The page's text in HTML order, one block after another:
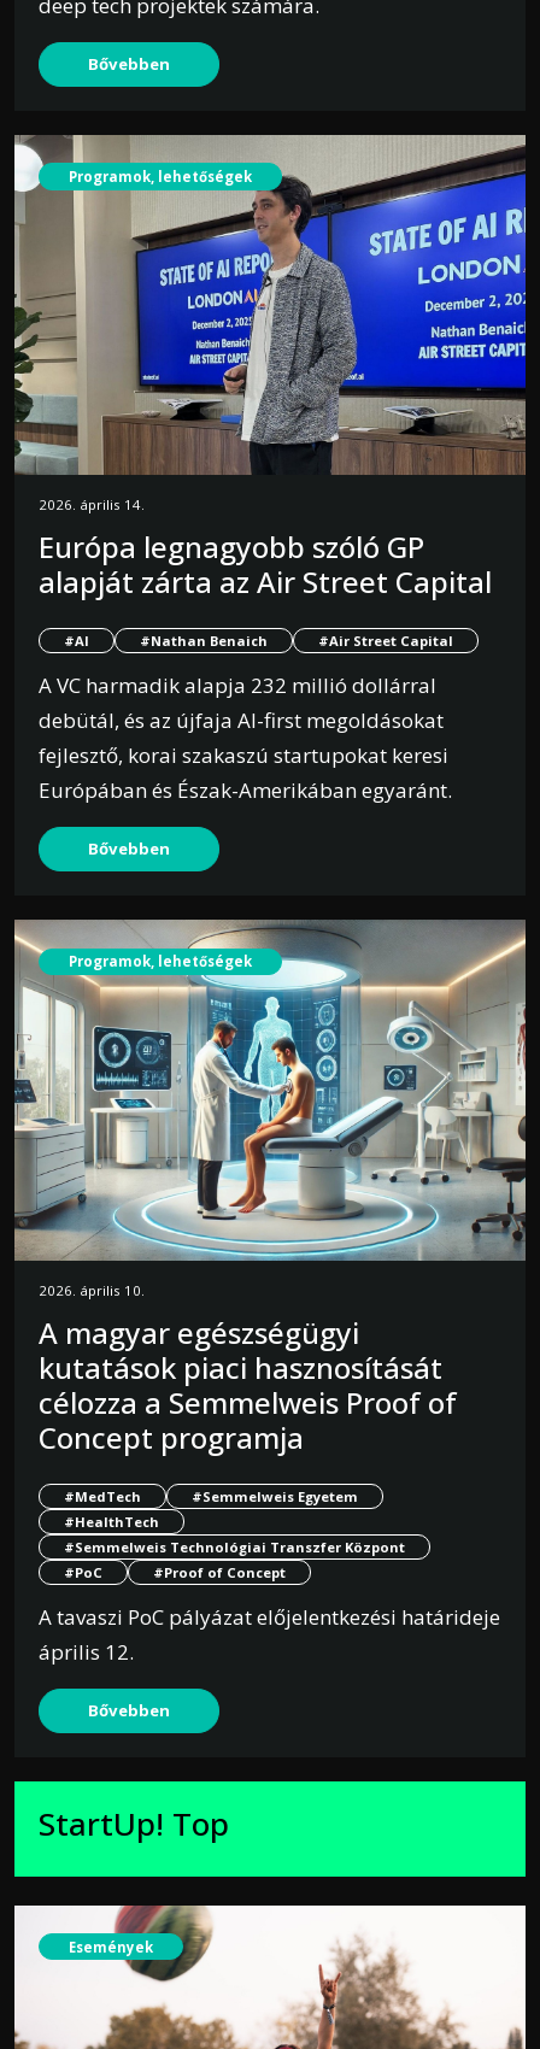
Bővebben
Programok, lehetőségek
2026. április 14.
Európa legnagyobb szóló GP
alapját zárta az Air Street Capital
#AI #Nathan Benaich #Air Street Capital
A VC harmadik alapja 232 millió dollárral
debütál, és az újfaja AI-first megoldásokat
fejlesztő, korai szakaszú startupokat keresi
Európában és Észak-Amerikában egyaránt.
Bővebben
Programok, lehetőségek
2026. április 10.
A magyar egészségügyi
kutatások piaci hasznosítását
célozza a Semmelweis Proof of
Concept programja
#MedTech
#Semmelweis Egyetem
#HealthTech
#Semmelweis Technológiai Transzfer Központ
#PoC
#Proof of Concept
A tavaszi PoC pályázat előjelentkezési határideje
április 12.
Bővebben
StartUp! Top
Események